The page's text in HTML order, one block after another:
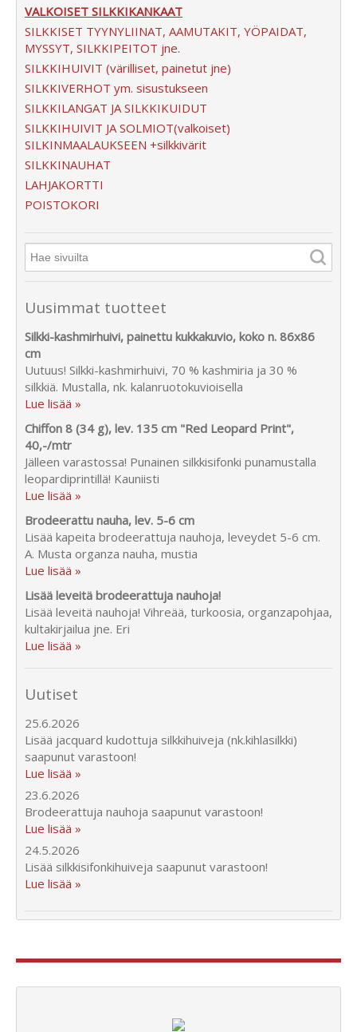
VALKOISET SILKKIKANKAAT
SILKKISET TYYNYLIINAT, AAMUTAKIT, YÖPAIDAT,
MYSSYT, SILKKIPEITOT jne.
SILKKIHUIVIT (värilliset, painetut jne)
SILKKIVERHOT ym. sisustukseen
SILKKILANGAT JA SILKKIKUIDUT
SILKKIHUIVIT JA SOLMIOT(valkoiset)
SILKINMAALAUKSEEN +silkkivärit
SILKKINAUHAT
LAHJAKORTTI
POISTOKORI
Uusimmat tuotteet
Silkki-kashmirhuivi, painettu kukkakuvio, koko n. 86x86
cm
Uutuus! Silkki-kashmirhuivi, 70 % kashmiria ja 30 %
silkkiä. Mustalla, nk. kalanruotokuvioisella
Lue lisää »
Chiffon 8 (34 g), lev. 135 cm "Red Leopard Print",
40,-/mtr
Jälleen varastossa! Punainen silkkisifonki punamustalla
leopardiprintillä! Kauniisti
Lue lisää »
Brodeerattu nauha, lev. 5-6 cm
Lisää kapeita brodeerattuja nauhoja, leveydet 5-6 cm.
A. Musta organza nauha, mustia
Lue lisää »
Lisää leveitä brodeerattuja nauhoja!
Lisää leveitä nauhoja! Vihreää, turkoosia, organzapohjaa,
kultakirjailua jne. Eri
Lue lisää »
Uutiset
25.6.2026
Lisää jacquard kudottuja silkkihuiveja (nk.kihlasilkki)
saapunut varastoon!
Lue lisää »
23.6.2026
Brodeerattuja nauhoja saapunut varastoon!
Lue lisää »
24.5.2026
Lisää silkkisifonkihuiveja saapunut varastoon!
Lue lisää »